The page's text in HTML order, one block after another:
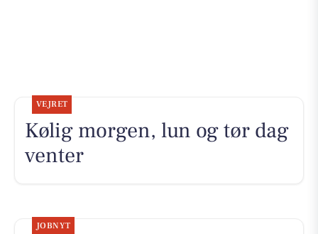
VEJRET
Kølig morgen, lun og tør dag
venter
JOBNYT